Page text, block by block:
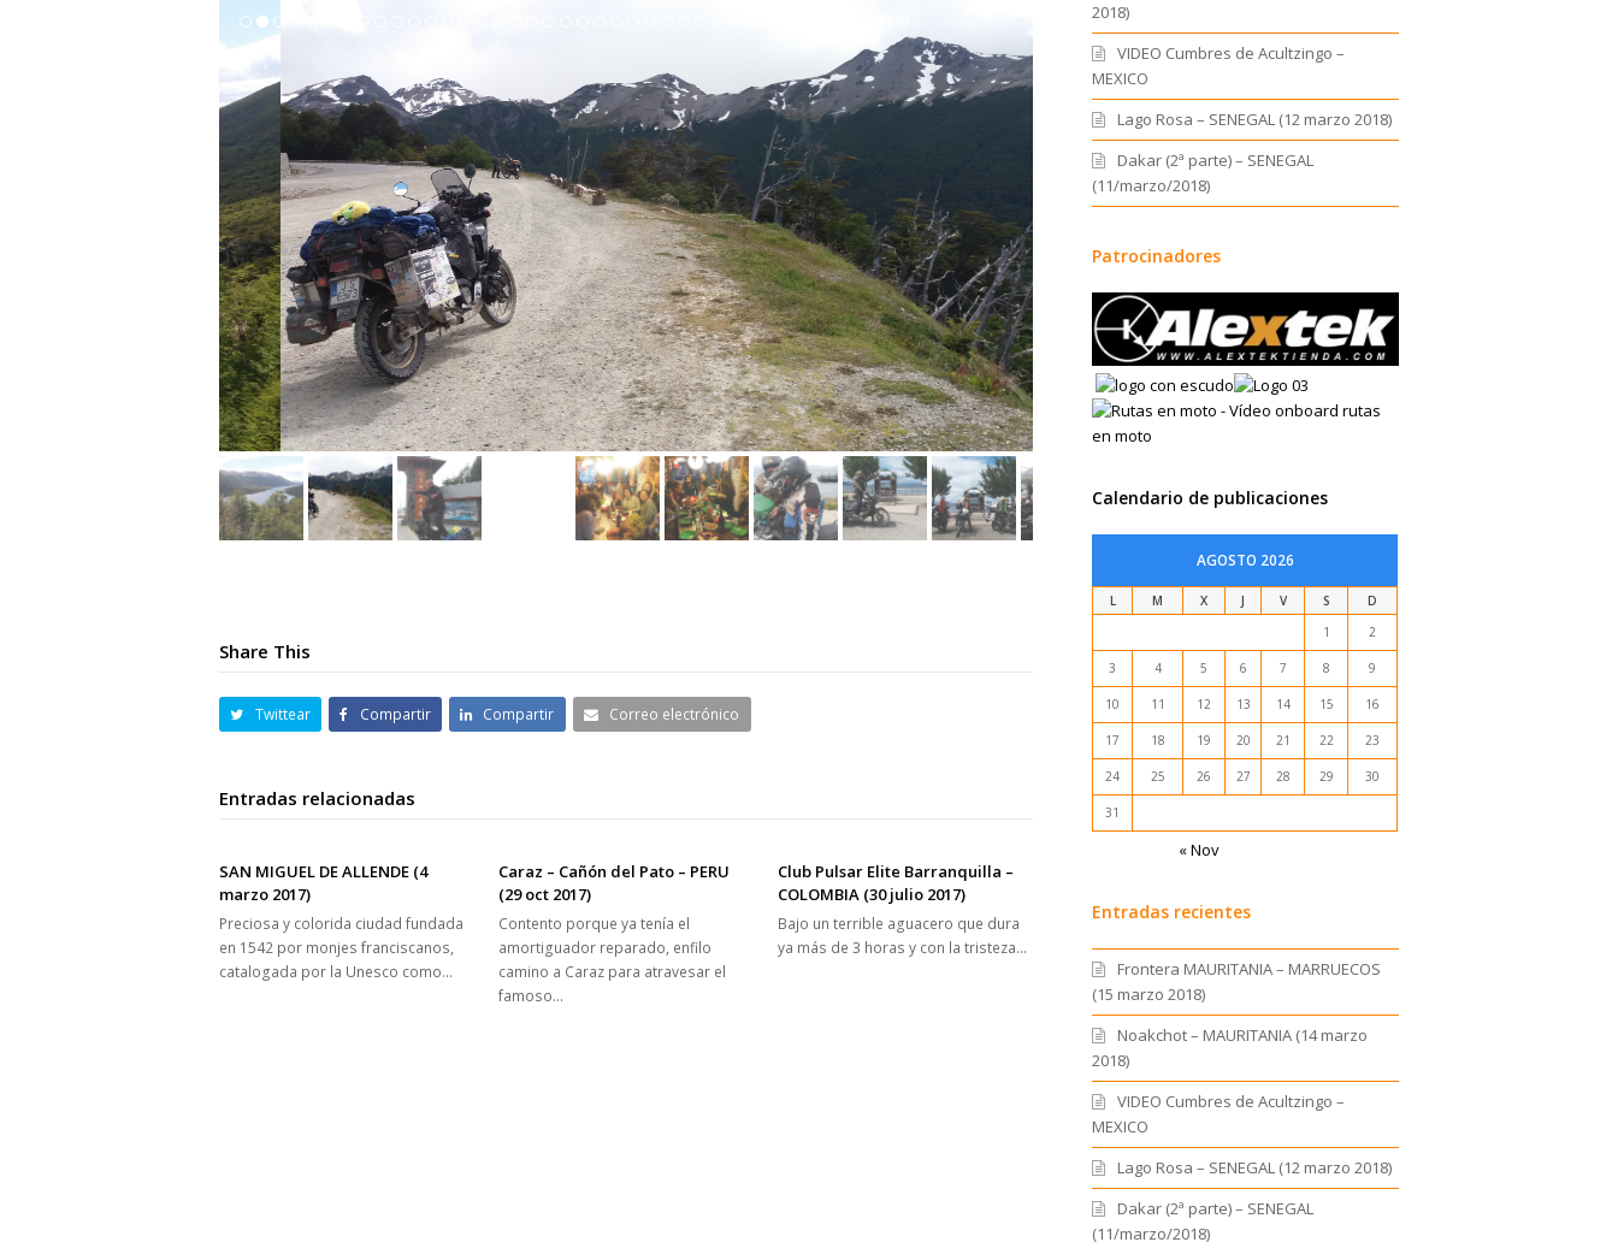
20171224_151928
Share This
Twittear Compartir Compartir Correo electrónico
Entradas relacionadas
SAN MIGUEL DE ALLENDE (4
marzo 2017)
Preciosa y colorida ciudad fundada
en 1542 por monjes franciscanos,
catalogada por la Unesco como…
Caraz – Cañón del Pato – PERU
(29 oct 2017)
Contento porque ya tenía el
amortiguador reparado, enfilo
camino a Caraz para atravesar el
famoso…
Club Pulsar Elite Barranquilla –
COLOMBIA (30 julio 2017)
Bajo un terrible aguacero que dura
ya más de 3 horas y con la tristeza…
2018)
VIDEO Cumbres de Acultzingo –
MEXICO
Lago Rosa – SENEGAL (12 marzo 2018)
Dakar (2ª parte) – SENEGAL
(11/marzo/2018)
Patrocinadores
Calendario de publicaciones
AGOSTO 2026
L M X J V S
D
1
2
3 4 5 6 7 8 9
10 11 12 13 14 15 16
17 18 19 20 21 22 23
24 25 26 27 28 29 30
31
« Nov
Entradas recientes
Frontera MAURITANIA – MARRUECOS
(15 marzo 2018)
Noakchot – MAURITANIA (14 marzo
2018)
VIDEO Cumbres de Acultzingo –
MEXICO
Lago Rosa – SENEGAL (12 marzo 2018)
Dakar (2ª parte) – SENEGAL
(11/marzo/2018)